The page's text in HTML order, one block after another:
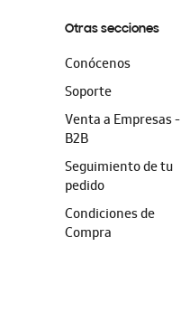
Otras secciones
Conócenos
Soporte
Venta a Empresas -
B2B
Seguimiento de tu
pedido
Condiciones de
Compra